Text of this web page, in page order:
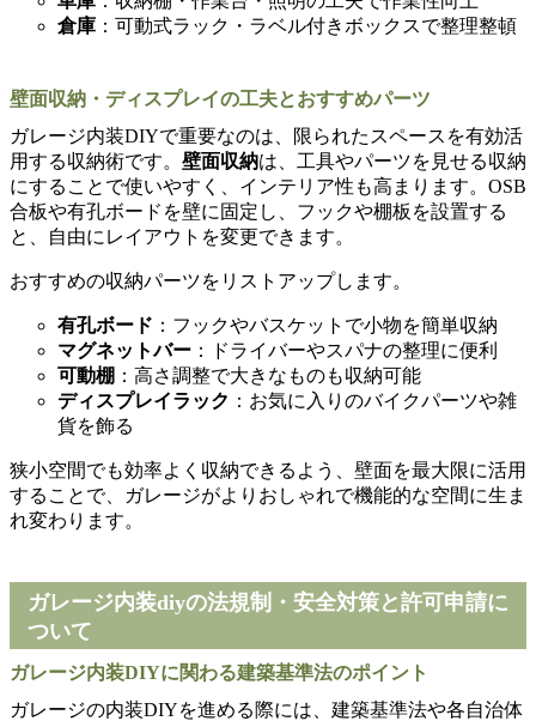
倉庫 ：可動式ラック・ラベル付きボックスで整理整頓
壁面収納・ディスプレイの工夫とおすすめパーツ
ガレージ内装DIYで重要なのは、限られたスペースを有効活
用する収納術です。 壁面収納は、工具やパーツを見せる収納
にすることで使いやすく、インテリア性も高まります。OSB
合板や有孔ボードを壁に固定し、フックや棚板を設置する
と、自由にレイアウトを変更できます。
おすすめの収納パーツをリストアップします。
有孔ボード ：フックやバスケットで小物を簡単収納
マグネットバー ：ドライバーやスパナの整理に便利
可動棚 ：高さ調整で大きなものも収納可能
ディスプレイラック ：お気に入りのバイクパーツや雑
貨を飾る
狭小空間でも効率よく収納できるよう、壁面を最大限に活用
することで、ガレージがよりおしゃれで機能的な空間に生ま
れ変わります。
ガレージ内装diyの法規制・安全対策と許可申請に
ついて
ガレージ内装DIYに関わる建築基準法のポイント
ガレージの内装DIYを進める際には、建築基準法や各自治体